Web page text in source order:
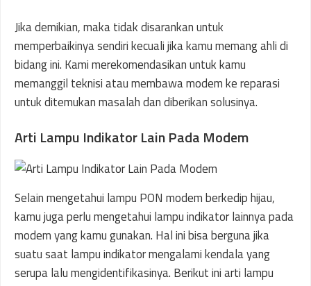
Jika demikian, maka tidak disarankan untuk
memperbaikinya sendiri kecuali jika kamu memang ahli di
bidang ini. Kami merekomendasikan untuk kamu
memanggil teknisi atau membawa modem ke reparasi
untuk ditemukan masalah dan diberikan solusinya.
Arti Lampu Indikator Lain Pada Modem
Selain mengetahui lampu PON modem berkedip hijau,
kamu juga perlu mengetahui lampu indikator lainnya pada
modem yang kamu gunakan. Hal ini bisa berguna jika
suatu saat lampu indikator mengalami kendala yang
serupa lalu mengidentifikasinya. Berikut ini arti lampu